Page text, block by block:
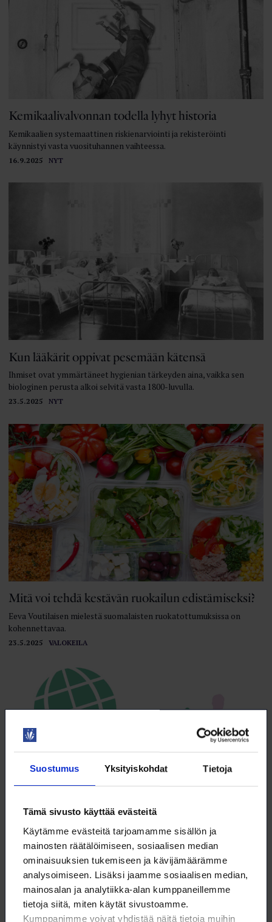
Suostumus Yksityiskohdat Tietoja
Tämä sivusto käyttää evästeitä
Käytämme evästeitä tarjoamamme sisällön ja
mainosten räätälöimiseen, sosiaalisen median
ominaisuuksien tukemiseen ja kävijämäärämme
analysoimiseen. Lisäksi jaamme sosiaalisen median,
mainosalan ja analytiikka-alan kumppaneillemme
tietoja siitä, miten käytät sivustoamme.
Kumppanimme voivat yhdistää näitä tietoja muihin
16.9.2025 NYT
Kemikaalivalvonnan todella lyhyt historia
Kemikaalien systemaattinen riskienarviointi ja rekisteröinti
käynnistyi vasta vuosituhannen vaihteessa.
23.5.2025 NYT
Kun lääkärit oppivat pesemään kätensä
Ihmiset ovat ymmärtäneet hygienian tärkeyden aina, vaikka sen
biologinen perusta alkoi selvitä vasta 1800-luvulla.
23.5.2025 VALOKEILA
Mitä voi tehdä kestävän ruokailun edistämiseksi?
Eeva Voutilaisen mielestä suomalaisten ruokatottumuksissa on
kohennettavaa.
23.5.2025 VALOKEILA
Onko BKT:lle vaihtoehtoa?
BKT:lle eli bruttokansantuotteelle on kehitetty vaihtoehtoisia
kasvun mittareita pilvin pimein, mutta rahamääräisiä mittareita
vähän.